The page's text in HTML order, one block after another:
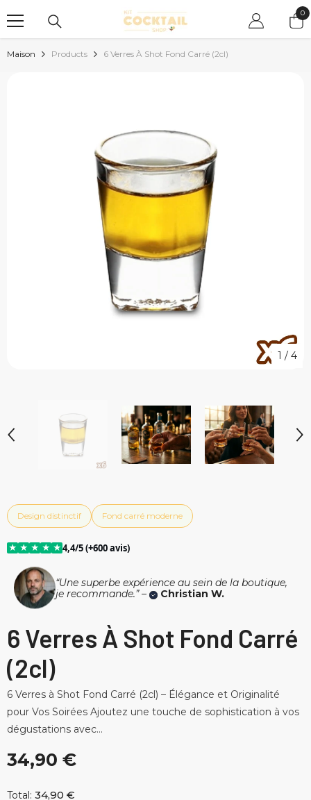
0
0
Maison Products 6 Verres À Shot Fond Carré (2cl)
1 / 4
Design distinctif Fond carré moderne
★ ★ ★ ★ ★4,4/5 (+600 avis)
“Une superbe expérience au sein de la boutique,
je recommande.” –
Christian W.
6 Verres À Shot Fond Carré
(2cl)
6 Verres à Shot Fond Carré (2cl) – Élégance et Originalité
pour Vos Soirées Ajoutez une touche de sophistication à vos
dégustations avec...
34,90 €
Total: 34,90 €